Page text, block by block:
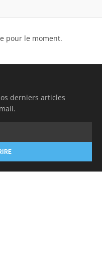
pour le moment.
derniers articles